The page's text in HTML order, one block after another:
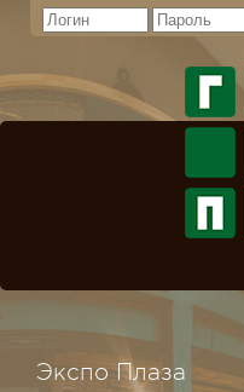
Экспо Плаза